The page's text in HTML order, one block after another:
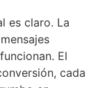
es claro. La
El
cada